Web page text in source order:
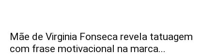
Mãe de Virginia Fonseca revela tatuagem
com frase motivacional na marca...